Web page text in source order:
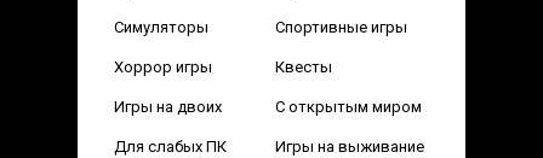
Симуляторы Спортивные игры
Хоррор игры Квесты
Игры на двоих С открытым миром
Для слабых ПК Игры на выживание